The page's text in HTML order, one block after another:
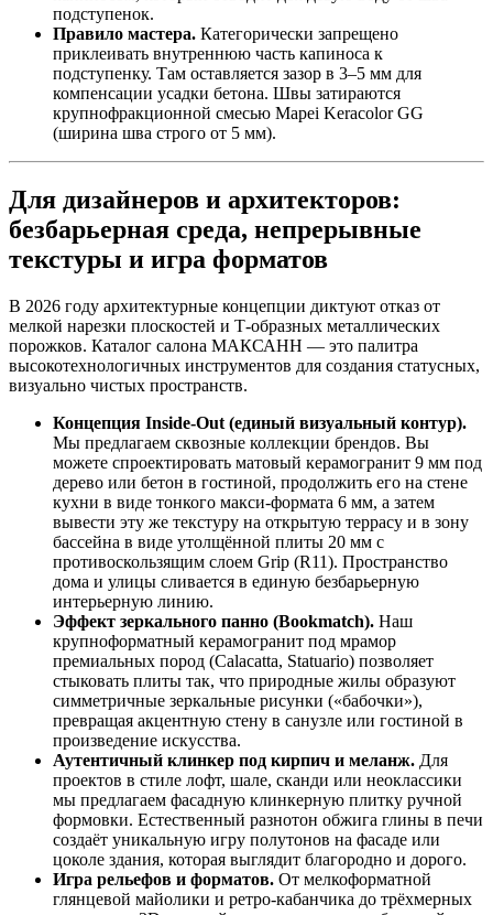
подступенок.
Правило мастера. Категорически запрещено
приклеивать внутреннюю часть капиноса к
подступенку. Там оставляется зазор в 3–5 мм для
компенсации усадки бетона. Швы затираются
крупнофракционной смесью Mapei Keracolor GG
(ширина шва строго от 5 мм).
Для дизайнеров и архитекторов:
безбарьерная среда, непрерывные
текстуры и игра форматов
В 2026 году архитектурные концепции диктуют отказ от
мелкой нарезки плоскостей и Т‑образных металлических
порожков. Каталог салона МАКСАНН — это палитра
высокотехнологичных инструментов для создания статусных,
визуально чистых пространств.
Концепция Inside‑Out (единый визуальный контур).
Мы предлагаем сквозные коллекции брендов. Вы
можете спроектировать матовый керамогранит 9 мм под
дерево или бетон в гостиной, продолжить его на стене
кухни в виде тонкого макси‑формата 6 мм, а затем
вывести эту же текстуру на открытую террасу и в зону
бассейна в виде утолщённой плиты 20 мм с
противоскользящим слоем Grip (R11). Пространство
дома и улицы сливается в единую безбарьерную
интерьерную линию.
Эффект зеркального панно (Bookmatch). Наш
крупноформатный керамогранит под мрамор
премиальных пород (Calacatta, Statuario) позволяет
стыковать плиты так, что природные жилы образуют
симметричные зеркальные рисунки («бабочки»),
превращая акцентную стену в санузле или гостиной в
произведение искусства.
Аутентичный клинкер под кирпич и меланж. Для
проектов в стиле лофт, шале, сканди или неоклассики
мы предлагаем фасадную клинкерную плитку ручной
формовки. Естественный разнотон обжига глины в печи
создаёт уникальную игру полутонов на фасаде или
цоколе здания, которая выглядит благородно и дорого.
Игра рельефов и форматов. От мелкоформатной
глянцевой майолики и ретро‑кабанчика до трёхмерных